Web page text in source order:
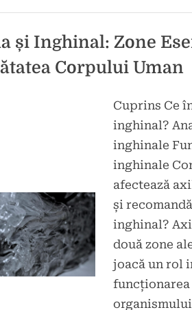
și Inghinal: Zone
Corpului Uman
Cuprins Ce
inghinal?
inghinale
inghinale
afectează
și
inghinal?
două zone
joacă un rol
funcționarea